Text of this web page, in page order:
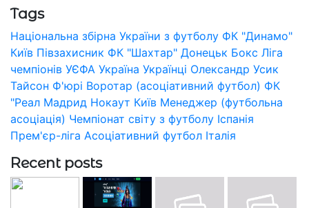
Tags
Національна збірна України з футболу ФК "Динамо"
Київ Півзахисник ФК "Шахтар" Донецьк Бокс Ліга
чемпіонів УЄФА Україна Українці Олександр Усик
Тайсон Ф'юрі Воротар (асоціативний футбол) ФК
"Реал Мадрид Нокаут Київ Менеджер (футбольна
асоціація) Чемпіонат світу з футболу Іспанія
Прем'єр-ліга Асоціативний футбол Італія
Recent posts